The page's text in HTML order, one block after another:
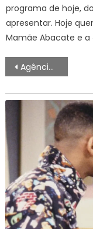
programa de hoje,
apresentar. Hoje
Mamãe Abacate e a
Navegação
de
artigos
Agência Minas Gerais | Minas cada vez mais inclusiva: Parque Girassol chega a Lagoa Santa e avança para 16 cidades